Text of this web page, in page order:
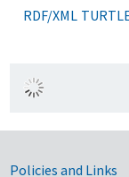
RDF/XML
Policies and Links